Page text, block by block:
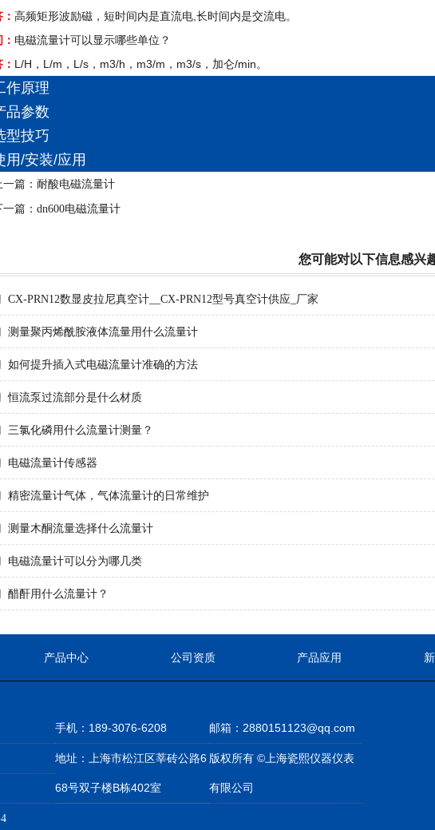
高频矩形波励磁，短时间内是直流电,长时间内是交流电。
电磁流量计可以显示哪些单位？
L/H，L/m，L/s，m3/h，m3/m，m3/s，加仑/min。
作原理
品参数
型技巧
用/安装/应用
一篇： 耐酸电磁流量计
篇： dn600电磁流量计
您可能对以下信息感兴
CX-PRN12数显皮拉尼真空计__CX-PRN12型号真空计供应_厂家
测量聚丙烯酰胺液体流量用什么流量计
如何提升插入式电磁流量计准确的方法
恒流泵过流部分是什么材质
三氯化磷用什么流量计测量？
电磁流量计传感器
精密流量计气体，气体流量计的日常维护
测量木酮流量选择什么流量计
电磁流量计可以分为哪几类
醋酐用什么流量计？
产品中心 公司资质 产品应用
手机：189-3076-6208 邮箱：2880151123@qq.com
地址：上海市松江区莘砖公路6
68号双子楼B栋402室
版权所有 ©上海瓷熙仪器仪表
有限公司